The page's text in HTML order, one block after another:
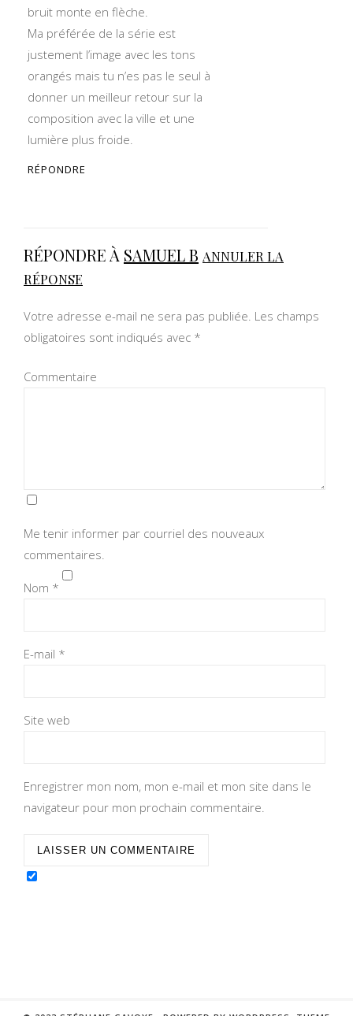
bruit monte en flèche.
Ma préférée de la série est
justement l’image avec les tons
orangés mais tu n’es pas le seul à
donner un meilleur retour sur la
composition avec la ville et une
lumière plus froide.
RÉPONDRE
RÉPONDRE À SAMUEL B ANNULER LA
RÉPONSE
Votre adresse e-mail ne sera pas publiée. Les champs
obligatoires sont indiqués avec *
Commentaire
Me tenir informer par courriel des nouveaux
commentaires.
Nom *
E-mail *
Site web
Enregistrer mon nom, mon e-mail et mon site dans le
navigateur pour mon prochain commentaire.